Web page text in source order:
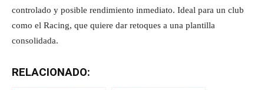
controlado y posible rendimiento inmediato. Ideal para un club
como el Racing, que quiere dar retoques a una plantilla
consolidada.
RELACIONADO: